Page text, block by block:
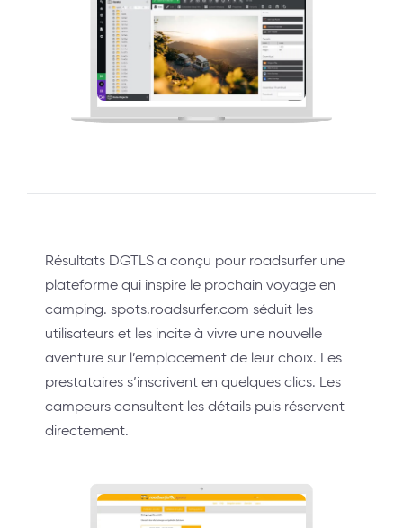
Résultats DGTLS a conçu pour roadsurfer une
plateforme qui inspire le prochain voyage en
camping. spots.roadsurfer.com séduit les
utilisateurs et les incite à vivre une nouvelle
aventure sur l’emplacement de leur choix. Les
prestataires s’inscrivent en quelques clics. Les
campeurs consultent les détails puis réservent
directement.